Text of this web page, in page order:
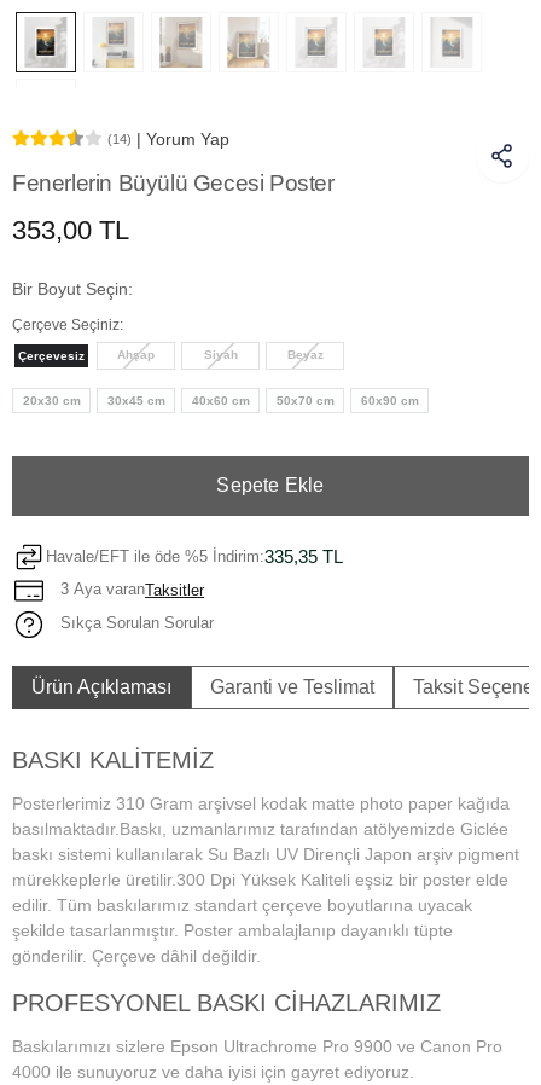
(14) | Yorum Yap
Fenerlerin Büyülü Gecesi Poster
353,00 TL
Bir Boyut Seçin:
Çerçeve Seçiniz:
Çerçevesiz Ahşap Siyah Beyaz
20x30 cm 30x45 cm 40x60 cm 50x70 cm 60x90 cm
Sepete Ekle
Havale/EFT ile öde %5 İndirim:335,35 TL
3 Aya varanTaksitler
Sıkça Sorulan Sorular
Ürün Açıklaması Garanti ve Teslimat Taksit
BASKI KALİTEMİZ
Posterlerimiz 310 Gram arşivsel kodak matte photo paper kağıda
basılmaktadır.Baskı, uzmanlarımız tarafından atölyemizde Giclée
baskı sistemi kullanılarak Su Bazlı UV Dirençli Japon arşiv pigment
mürekkeplerle üretilir.300 Dpi Yüksek Kaliteli eşsiz bir poster elde
edilir. Tüm baskılarımız standart çerçeve boyutlarına uyacak
şekilde tasarlanmıştır. Poster ambalajlanıp dayanıklı tüpte
gönderilir. Çerçeve dâhil değildir.
PROFESYONEL BASKI CİHAZLARIMIZ
Baskılarımızı sizlere Epson Ultrachrome Pro 9900 ve Canon Pro
4000 ile sunuyoruz ve daha iyisi için gayret ediyoruz.